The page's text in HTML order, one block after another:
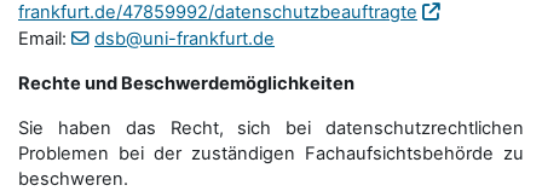
frankfurt.de/47859992/datenschutzbeauftragte
Email:
dsb@uni-frankfurt.de
Rechte und Beschwerdemöglichkeiten
Sie haben das Recht, sich bei datenschutzrechtlichen
Problemen bei der zuständigen Fachauf­sichts­behörde zu
beschweren.